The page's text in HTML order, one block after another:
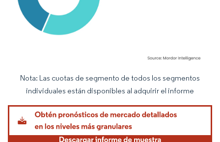
Imagen © Mordor Intelligence. El uso requiere atribución según CC BY 4.0.
Nota: Las cuotas de segmento de todos los segmentos
individuales están disponibles al adquirir el informe